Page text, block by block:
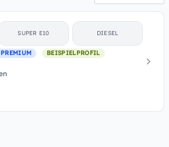
SUPER E10 DIESEL
PREMIUM BEISPIELPROFIL